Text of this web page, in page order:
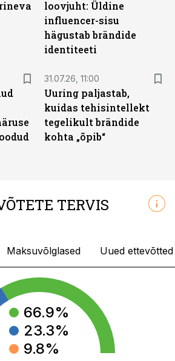
loovjuht: Üldine
influencer-sisu
hägustab brändide
identiteeti
31.07.26, 11:00
Uuring paljastab,
kuidas tehisintellekt
tegelikult brändide
kohta „õpib“
TERVIS
Maksuvõlglased Uued ettevõtted
66.9%
23.3%
9.8%